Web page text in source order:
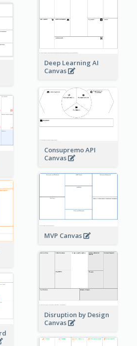
Deep Learning AI
Canvas
Consupremo API
Canvas
MVP Canvas
Disruption by Design
Canvas